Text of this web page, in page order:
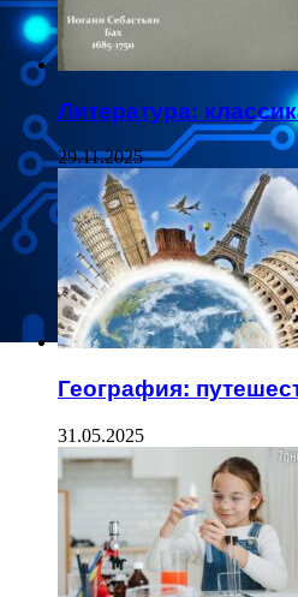
Литература:
29.11.2025
География:
31.05.2025